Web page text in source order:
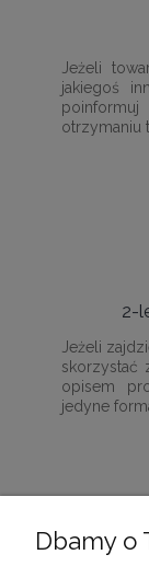
Jeżeli
jakiegoś
otrzymaniu
2-
Jeżeli
skorzystać
opisem
jedyne
Dbamy o